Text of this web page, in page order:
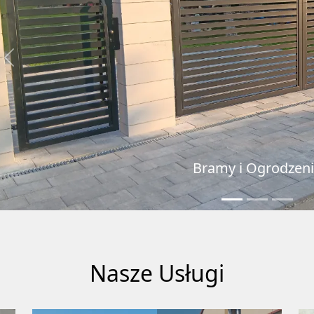
Bramy i Ogrodzenia
Previous
Nasze Usługi